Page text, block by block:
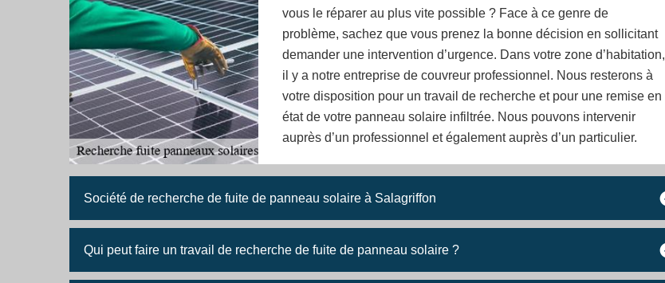
vous le réparer au plus vite possible ? Face à ce genre de
problème, sachez que vous prenez la bonne décision en sollicitant
demander une intervention d’urgence. Dans votre zone d’habitation,
il y a notre entreprise de couvreur professionnel. Nous resterons à
votre disposition pour un travail de recherche et pour une remise en
état de votre panneau solaire infiltrée. Nous pouvons intervenir
auprès d’un professionnel et également auprès d’un particulier.
Société de recherche de fuite de panneau solaire à Salagriffon
Qui peut faire un travail de recherche de fuite de panneau solaire ?